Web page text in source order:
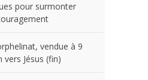
pour surmonter
vendue à 9
Jésus (fin)